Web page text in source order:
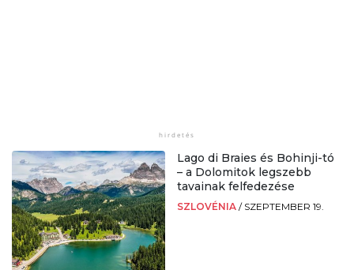
Lago di Braies és Bohinji-tó
– a Dolomitok legszebb
tavainak felfedezése
SZLOVÉNIA / SZEPTEMBER 19.